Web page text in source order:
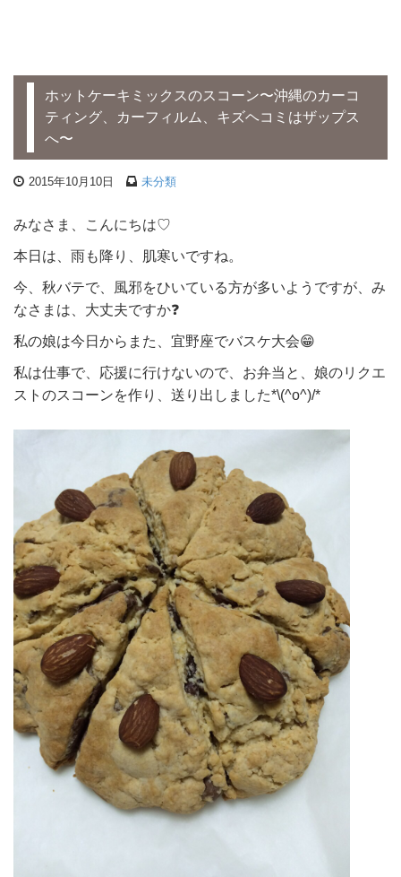
ホットケーキミックスのスコーン〜沖縄のカーコ
ティング、カーフィルム、キズヘコミはザップス
へ〜
2015年10月10日 未分類
みなさま、こんにちは♡
本日は、雨も降り、肌寒いですね。
今、秋バテで、風邪をひいている方が多いようですが、み
なさまは、大丈夫ですか❓
私の娘は今日からまた、宜野座でバスケ大会😁
私は仕事で、応援に行けないので、お弁当と、娘のリクエ
ストのスコーンを作り、送り出しました*\(^o^)/*